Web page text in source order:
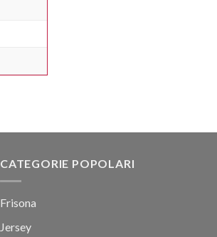
CATEGORIE POPOLARI
Frisona
Jersey